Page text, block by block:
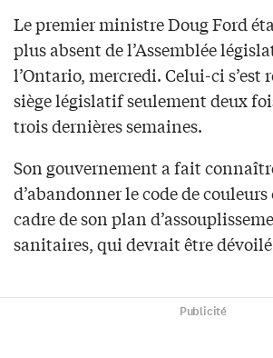
Le premier ministre Doug Ford
plus absent de l’Assemblée
l’Ontario, mercredi. Celui-ci s’est
siège législatif seulement deux
trois dernières semaines.
Son gouvernement a fait
d’abandonner le code de
cadre de son plan
sanitaires, qui devrait être
Publicité